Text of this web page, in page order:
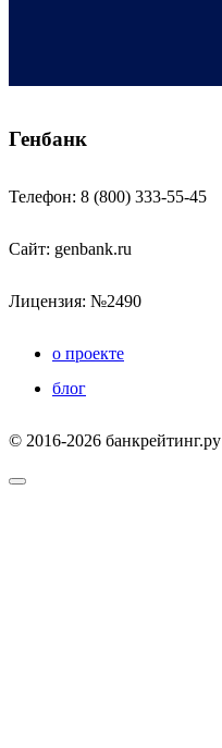
Генбанк
Телефон: 8 (800) 333-55-45
Сайт: genbank.ru
Лицензия: №2490
о проекте
блог
© 2016-2026 банкрейтинг.ру